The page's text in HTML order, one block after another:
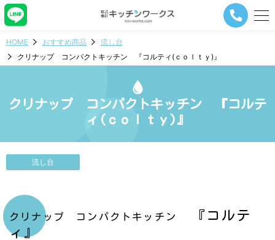
メ
ナ
ー
シ
ボ
HOME おすすめ商品
流し台
クリナップ コンパクトキッチン 『コルティ(ｃｏｌｔｙ)』
クリナップ コンパクトキッチン 『コルテ
ィ(ｃｏｌｔｙ)』
流し台
クリナップ コンパクトキッチン
『コルテ
ィ』